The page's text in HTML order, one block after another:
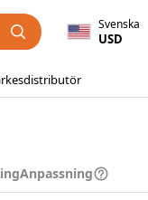
Svenska
USD
Anpassning